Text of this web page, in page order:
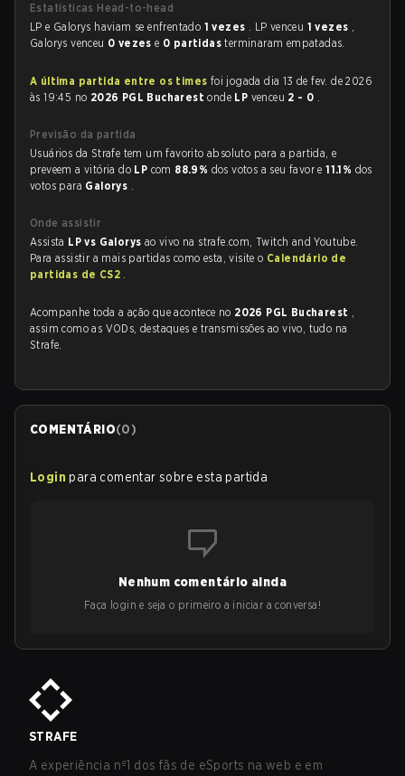
Estatísticas Head-to-head
LP e Galorys haviam se enfrentado 1 vezes . LP venceu 1 vezes ,
Galorys venceu 0 vezese 0 partidasterminaram empatadas.
A última partida entre os times foi jogada dia 13 de fev. de 2026
às 19:45 no 2026 PGL Bucharestonde LP venceu 2 - 0 .
Previsão da partida
Usuários da Strafe tem um favorito absoluto para a partida, e
preveem a vitória do LP com 88.9% dos votos a seu favor e11.1% dos
votos para Galorys .
Onde assistir
Assista LP vs Galorys ao vivo na strafe.com, Twitch and Youtube.
Para assistir a mais partidas como esta, visite o Calendário de
partidas de CS2 .
Acompanhe toda a ação que acontece no 2026 PGL Bucharest ,
assim como as VODs, destaques e transmissões ao vivo, tudo na
Strafe.
COMENTÁRIO(0)
Login para comentar sobre esta partida
Nenhum comentário ainda
Faça login e seja o primeiro a iniciar a conversa!
STRAFE
A experiência nº1 dos fãs de eSports na web e em